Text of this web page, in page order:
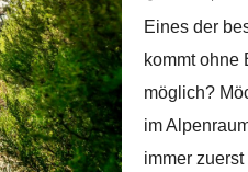
Eines der
kommt ohne
möglich?
im
immer